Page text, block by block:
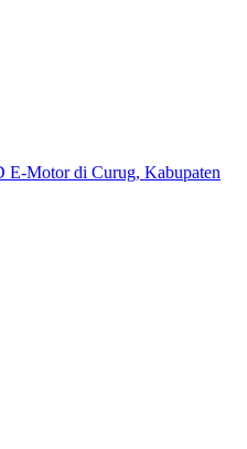
Motor di Curug, Kabupaten